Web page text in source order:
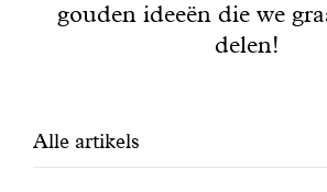
Snoepgoed
gouden ideeën die we
delen!
Filtrer
Alle artikels